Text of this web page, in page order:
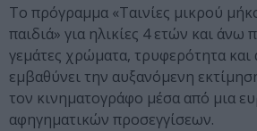
​Το πρόγραμμα «Ταινίες μικρού
παιδιά» για ηλικίες 4 ετών και άνω
γεμάτες χρώματα, τρυφερότητα και
εμβαθύνει την αυξανόμενη
τον κινηματογράφο μέσα από μια
αφηγηματικών προσεγγίσεων.